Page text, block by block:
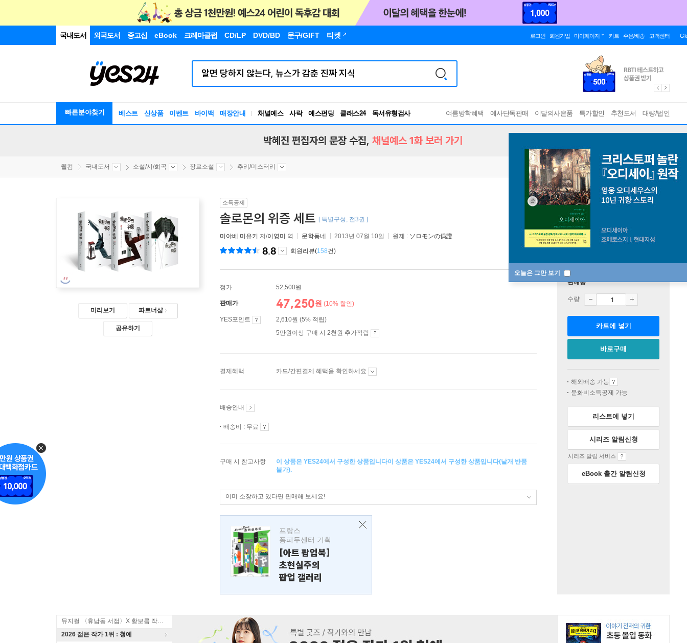
국내도서 외국도서 중고샵 eBook 크레마클럽 CD/LP DVD/BD 문구/GIFT 티켓 로그인 회원가입 마이페이지 카트 주문/배송 고객센터
빠른분야찾기 베스트 신상품 이벤트 바이백 매장안내 채널예스 사락 예스펀딩 클래스24
독서유형검사
RBTI Lab
여름방학혜택 예사단독판매 이달의사은품 특가할인 추천도서 대량/법인
오늘은 그만 보기
박혜진 편집자의 문장 수집, 채널예스 1화 보러 가기
웰컴 국내도서 소설/시/희곡 장르소설 추리/미스터리
미리보기 파트너샵
공유하기
소득공제
솔로몬의 위증 세트 [ 특별구성, 전3권 ]
미야베 미유키 저/이영미 역 문학동네 2013년 07월 10일 원제 : ソロモンの僞證
8.8 회원리뷰(158건)
정가 52,500원
판매가 47,250원 (10% 할인)
YES포인트
2,610원 (5% 적립)
5만원이상 구매 시 2천원 추가적립
결제혜택 카드/간편결제 혜택을 확인하세요
배송안내
배송비 : 무료
구매 시 참고사항
이 상품은 YES24에서 구성한 상품입니다이 상품은 YES24에서 구성한 상품입니다(낱개 반품
불가).
이미 소장하고 있다면 판매해 보세요!
프랑스
퐁피두센터 기획
[아트 팝업북]
초현실주의
팝업 갤러리
판매중
수량
카트에 넣기
바로구매
해외배송 가능
문화비소득공제 가능
리스트에 넣기
시리즈 알림신청
시리즈 알림 서비스
eBook 출간 알림신청
뮤지컬 〈휴남동 서점〉X 황보름 작가 북토크
2026 젊은 작가 1위 : 청예